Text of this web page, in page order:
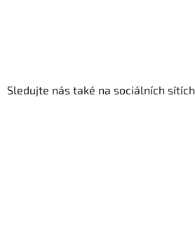
Sledujte nás také na sociálních sítích